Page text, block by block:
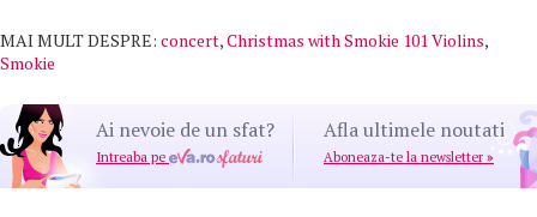
MAI MULT DESPRE: concert,Christmas with Smokie 101 Violins,
Smokie
Ai nevoie de un sfat?
Intreaba pe
Afla ultimele noutati
Aboneaza-te la newsletter »